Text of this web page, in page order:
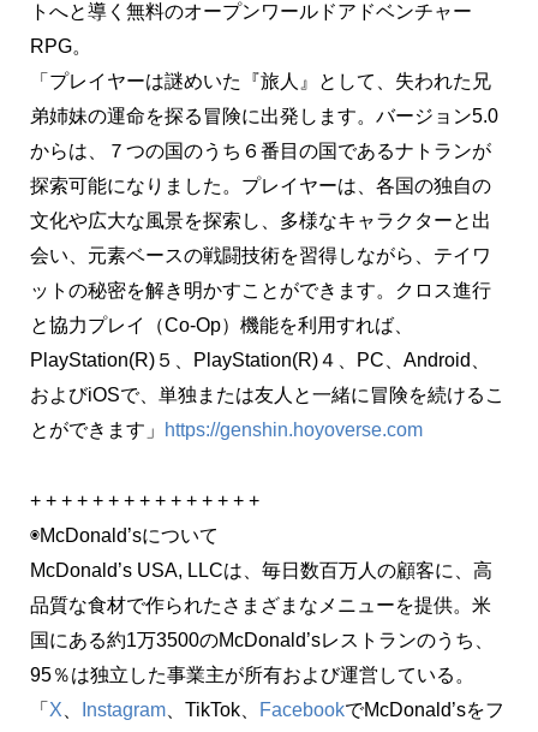
トへと導く無料のオープンワールドアドベンチャー
RPG。
「プレイヤーは謎めいた『旅人』として、失われた兄
弟姉妹の運命を探る冒険に出発します。バージョン5.0
からは、７つの国のうち６番目の国であるナトランが
探索可能になりました。プレイヤーは、各国の独自の
文化や広大な風景を探索し、多様なキャラクターと出
会い、元素ベースの戦闘技術を習得しながら、テイワ
ットの秘密を解き明かすことができます。クロス進行
と協力プレイ（Co-Op）機能を利用すれば、
PlayStation(R)５、PlayStation(R)４、PC、Android、
およびiOSで、単独または友人と一緒に冒険を続けるこ
とができます」
https://genshin.hoyoverse.com
+ + + + + + + + + + + + + + +
◉McDonald’sについて
McDonald’s USA, LLCは、毎日数百万人の顧客に、高
品質な食材で作られたさまざまなメニューを提供。米
国にある約1万3500のMcDonald’sレストランのうち、
95％は独立した事業主が所有および運営している。
「 X Instagram 、TikTok、 FacebookでMcDonald’sをフ